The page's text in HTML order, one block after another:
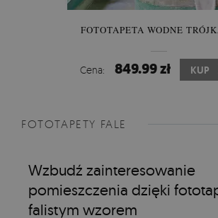
FOTOTAPETA WODNE
Cena: 849.99 zł KUP
FOTOTAPETY FALE
Wzbudź zainteresowanie
pomieszczenia dzięki
falistym wzorem